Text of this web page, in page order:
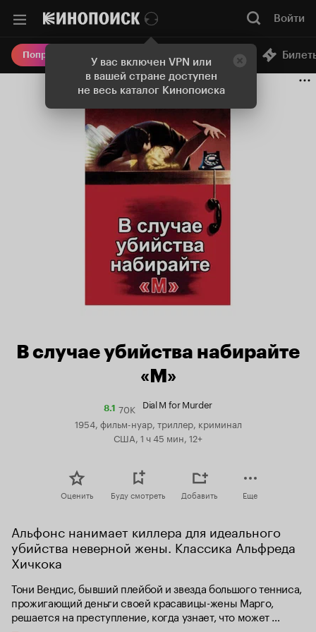
У вас включен VPN или
в вашей стране доступен
не весь каталог Кинопоиска
Войти
Попробовать Плюс Онлайн-кинотеатр
В случае убийства набирайте
«М»
8.1Рейтинг
70K Dial M for Murder
1954, фильм-нуар, триллер, криминал
США, 1 ч 45 мин, 12+
Оценить Буду смотреть Добавить Еще
Альфонс нанимает киллера для идеального
убийства неверной жены. Классика Альфреда
Хичкока
Тони Вендис, бывший плейбой и звезда большого тенниса,
прожигающий деньги своей красавицы-жены Марго,
решается на преступление, когда узнает, что может